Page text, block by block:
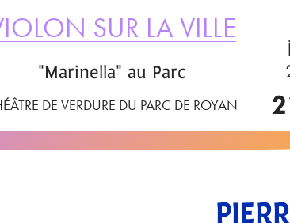
SUR LA VILLE
"Marinella" au Parc
DE VERDURE DU PARC DE ROYAN